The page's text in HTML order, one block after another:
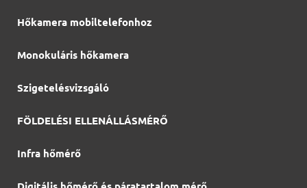
Hőkamera mobiltelefonhoz
Monokuláris hőkamera
Szigetelésvizsgáló
FÖLDELÉSI ELLENÁLLÁSMÉRŐ
Infra hőmérő